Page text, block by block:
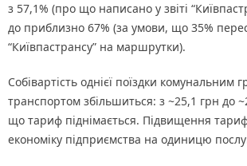
з 57,1% (про що написано у звіті
до приблизно 67% (за умови, що 35%
“Київпастрансу” на маршрутки).
Собівартість однієї поїздки комунальним
транспортом збільшиться: з ~25,1 грн до
що тариф піднімається. Підвищення
економіку підприємства на одиницю